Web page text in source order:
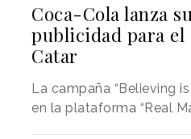
Coca-Cola lanza
publicidad para el
Catar
La campaña “Believing
en la plataforma “Real